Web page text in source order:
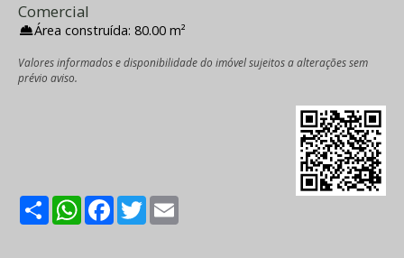
Comercial
Área construída: 80.00 m²
Valores informados e disponibilidade do imóvel sujeitos a alterações sem
prévio aviso.
ShareWhatsApp
Facebook
Twitter